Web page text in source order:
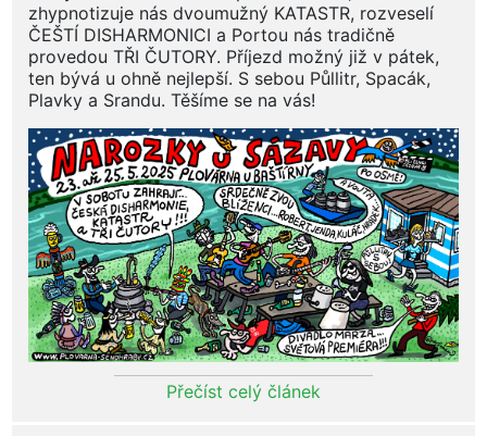
zhypnotizuje nás dvoumužný KATASTR, rozveselí
ČEŠTÍ DISHARMONICI a Portou nás tradičně
provedou TŘI ČUTORY. Příjezd možný již v pátek,
ten bývá u ohně nejlepší. S sebou Půllitr, Spacák,
Plavky a Srandu. Těšíme se na vás!
Přečíst celý článek